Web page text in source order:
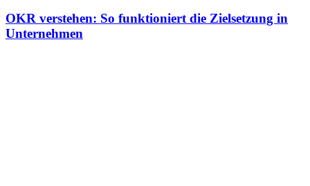
OKR verstehen: So funktioniert die Zielsetzung in
Unternehmen